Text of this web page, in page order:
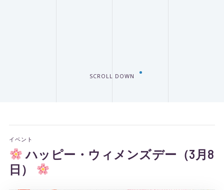
SCROLL DOWN
イベント
ハッピー・ウィメンズデー（3月8
日）